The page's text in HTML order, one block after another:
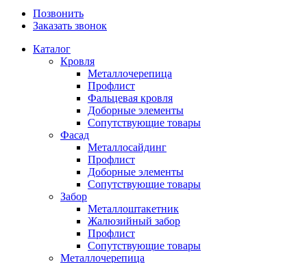
Позвонить
Заказать звонок
Каталог
Кровля
Металлочерепица
Профлист
Фальцевая кровля
Доборные элементы
Сопутствующие товары
Фасад
Металлосайдинг
Профлист
Доборные элементы
Сопутствующие товары
Забор
Металлоштакетник
Жалюзийный забор
Профлист
Сопутствующие товары
Металлочерепица